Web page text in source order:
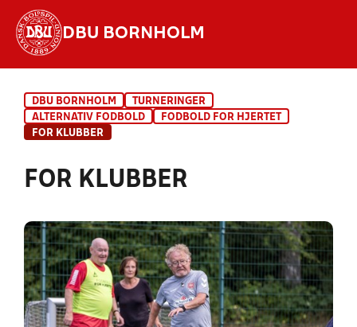
DBU BORNHOLM
INDHOLD OG NYHEDER
DBU BORNHOLM
TURNERINGER
ALTERNATIV FODBOLD
FODBOLD FOR HJERTET
FOR KLUBBER
FOR KLUBBER